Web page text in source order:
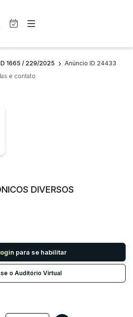
Entrar
1665 / 229/2025
Anúncio ID 24433
e contato
DIVERSOS
para se habilitar
o Auditório Virtual